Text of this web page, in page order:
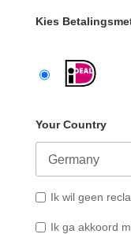
Kies
Your Country
Ik wil geen
Ik ga akkoord